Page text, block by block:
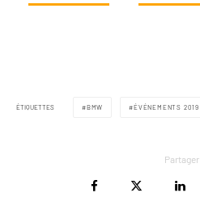
ÉTIQUETTES BMW ÉVÉNEMENTS 2019
Partager